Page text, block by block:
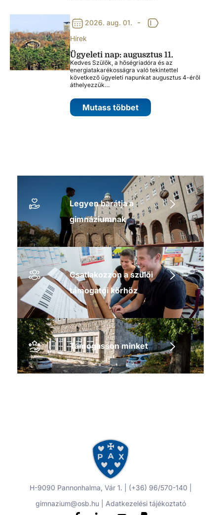
2026. aug. 01. -
Hírek
Ügyeleti nap: augusztus 11.
Kedves Szülők, a hőségriadóra és az
energiatakarékosságra való tekintettel
következő ügyeleti napunkat augusztus 4-éről
áthelyezzük…
Mutass többet
Legyen barátja a
gimnáziumnak
Csatlakozzon a szülői
támogatói körhöz
Támogasson minket
H-9090 Pannonhalma, Vár 1. | (+36) 96/570-140 |
gimnazium@osb.hu | Adatkezelési tájékoztató